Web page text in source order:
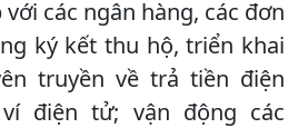
các ngân hàng, các đơn
ký kết thu hộ, triển khai
truyền về trả tiền điện
điện tử; vận động các